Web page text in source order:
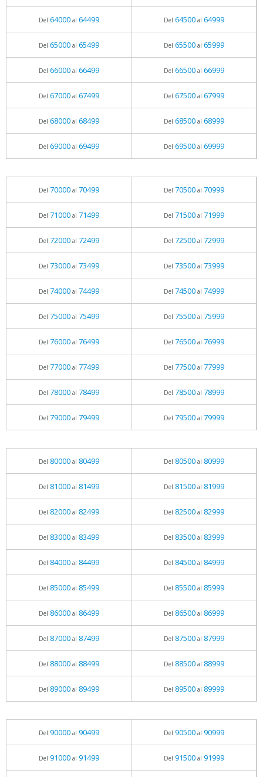
Del 64000al 64499 Del 64500al 64999
Del 65000al 65499 Del 65500al 65999
Del 66000al 66499 Del 66500al 66999
Del 67000al 67499 Del 67500al 67999
Del 68000al 68499 Del 68500al 68999
Del 69000al 69499 Del 69500al 69999
Del 70000al 70499 Del 70500al 70999
Del 71000al 71499 Del 71500al 71999
Del 72000al 72499 Del 72500al 72999
Del 73000al 73499 Del 73500al 73999
Del 74000al 74499 Del 74500al 74999
Del 75000al 75499 Del 75500al 75999
Del 76000al 76499 Del 76500al 76999
Del 77000al 77499 Del 77500al 77999
Del 78000al 78499 Del 78500al 78999
Del 79000al 79499 Del 79500al 79999
Del 80000al 80499 Del 80500al 80999
Del 81000al 81499 Del 81500al 81999
Del 82000al 82499 Del 82500al 82999
Del 83000al 83499 Del 83500al 83999
Del 84000al 84499 Del 84500al 84999
Del 85000al 85499 Del 85500al 85999
Del 86000al 86499 Del 86500al 86999
Del 87000al 87499 Del 87500al 87999
Del 88000al 88499 Del 88500al 88999
Del 89000al 89499 Del 89500al 89999
Del 90000al 90499 Del 90500al 90999
Del 91000al 91499 Del 91500al 91999